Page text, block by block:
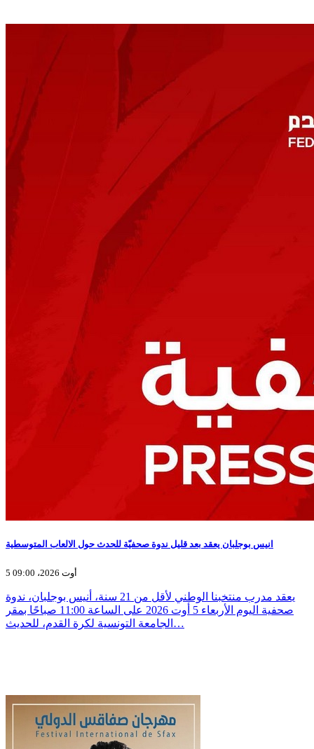
انيس بوجلبان يعقد بعد قليل ندوة صحفيّة للحدث حول الالعاب المتوسطية
5 أوت 2026، 09:00
يعقد مدرب منتخبنا الوطني لأقل من 21 سنة، أنيس بوجلبان، ندوة
صحفية اليوم الأربعاء 5 أوت 2026 على الساعة 11:00 صباحًا بمقر
الجامعة التونسية لكرة القدم، للحديث…